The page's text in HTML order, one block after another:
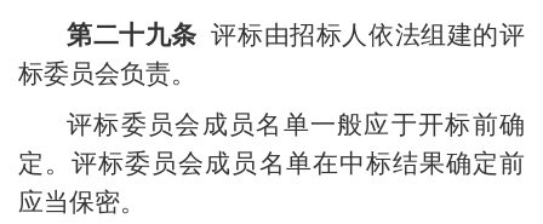
第二十九条 评标由招标人依法组建的评
标委员会负责。
评标委员会成员名单一般应于开标前确
定。评标委员会成员名单在中标结果确定前
应当保密。